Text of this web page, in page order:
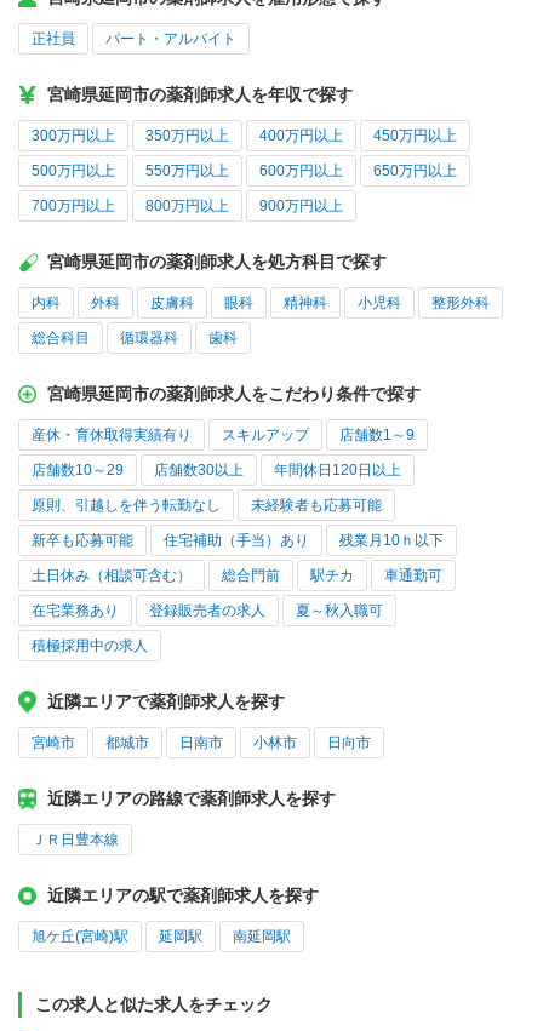
正社員 パート・アルバイト
宮崎県延岡市の薬剤師求人を年収で探す
300万円以上 350万円以上 400万円以上 450万円以上
500万円以上 550万円以上 600万円以上 650万円以上
700万円以上 800万円以上 900万円以上
宮崎県延岡市の薬剤師求人を処方科目で探す
内科 外科 皮膚科 眼科 精神科 小児科 整形外科
総合科目 循環器科 歯科
宮崎県延岡市の薬剤師求人をこだわり条件で探す
産休・育休取得実績有り スキルアップ 店舗数1～9
店舗数10～29 店舗数30以上 年間休日120日以上
原則、引越しを伴う転勤なし 未経験者も応募可能
新卒も応募可能 住宅補助（手当）あり 残業月10ｈ以下
土日休み（相談可含む） 総合門前 駅チカ 車通勤可
在宅業務あり 登録販売者の求人 夏～秋入職可
積極採用中の求人
近隣エリアで薬剤師求人を探す
宮崎市 都城市 日南市 小林市 日向市
近隣エリアの路線で薬剤師求人を探す
ＪＲ日豊本線
近隣エリアの駅で薬剤師求人を探す
旭ケ丘(宮崎)駅 延岡駅 南延岡駅
この求人と似た求人をチェック